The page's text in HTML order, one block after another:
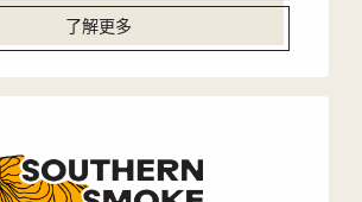
了解更多